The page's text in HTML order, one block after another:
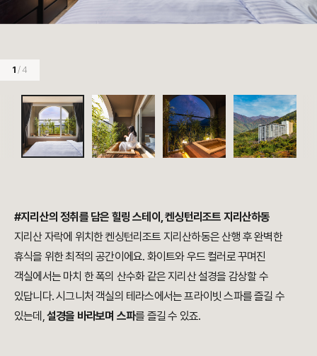
1 / 4
#지리산의 정취를 담은 힐링 스테이, 켄싱턴리조트 지리산하동
지리산 자락에 위치한 켄싱턴리조트 지리산하동은 산행 후 완벽한
휴식을 위한 최적의 공간이에요. 화이트와 우드 컬러로 꾸며진
객실에서는 마치 한 폭의 산수화 같은 지리산 설경을 감상할 수
있답니다. 시그니처 객실의 테라스에서는 프라이빗 스파를 즐길 수
있는데,설경을 바라보며 스파를 즐길 수 있죠.